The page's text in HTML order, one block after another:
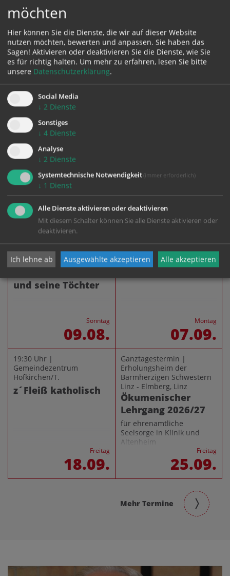
Florian
(Gottesdienst)
Sonntag
09.08.
(Gottesdienst)
Montag
TERMINE
20:00 Uhr | PfarrSaal St.
Sommerkino –
und seine Töchter
Sonntag
09.08.
Montagsplauscherl
Montag
07.09.
19:30 Uhr |
Gemeindezentrum
Hofkirchen/T.
z´Fleiß katholisch
Freitag
18.09.
Ganztagestermin |
Erholungsheim der
Barmherzigen Schwestern
Linz - Elmberg, Linz
Ökumenischer
Lehrgang 2026/27
für ehrenamtliche
Seelsorge in Klinik und
Altenheim
Freitag
25.09.
Mehr Termine
möchten
Hier können Sie die Dienste, die wir auf dieser Website
nutzen möchten, bewerten und anpassen. Sie haben das
Sagen! Aktivieren oder deaktivieren Sie die Dienste, wie Sie
es für richtig halten. Um mehr zu erfahren, lesen Sie bitte
unsere Datenschutzerklärung.
Social Media
↓ 2 Dienste
Sonstiges
↓ 4 Dienste
Analyse
↓ 2 Dienste
Systemtechnische Notwendigkeit (immer erforderlich)
↓ 1 Dienst
Alle Dienste aktivieren oder deaktivieren
Mit diesem Schalter können Sie alle Dienste aktivieren oder
deaktivieren.
Ich lehne ab Ausgewählte akzeptieren Alle akzeptieren